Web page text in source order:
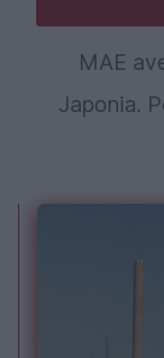
MAE
Japonia.